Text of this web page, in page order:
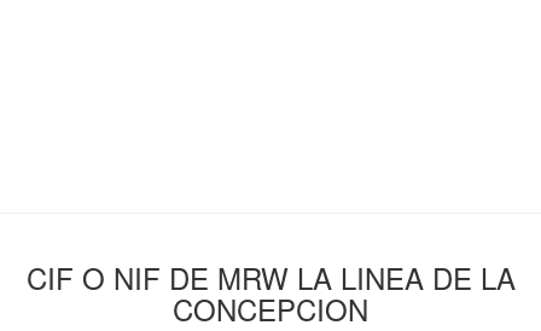
CIF O NIF DE MRW LA LINEA DE LA
CONCEPCION